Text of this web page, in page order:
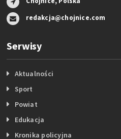
redakcja@chojnice.com
Serwisy
Aktualności
Sport
Powiat
Edukacja
Kronika policyjna